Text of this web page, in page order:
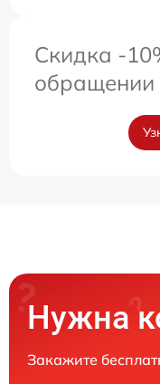
Скидка -
обращении
Нужна
Закажите